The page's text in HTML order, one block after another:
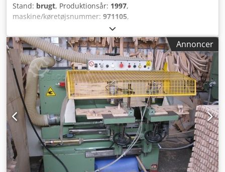
Stand: brugt, Produktionsår: 1997,
maskine/køretøjsnummer: 971105,
LONGITUDINALSLIBEMASKINE COMEC MODEL LON LS - CE-
NORMER - BRUGT - Volt: 380/50 - Serienr.: 971105 - Årgang:
1997 Crodpfx Ahswrp Hqsmof
Annoncer